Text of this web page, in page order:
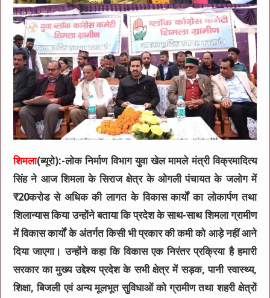
शिमला(ब्यूरो):-लोक निर्माण विभाग युवा खेल मामले मंत्री विक्रमादित्य
सिंह ने आज शिमला के सिराज क्षेत्र के ओगली पंचायत के जलोग में
₹20करोड से अधिक की लागत के विकास कार्यों का लोकार्पण तथा
शिलान्यास किया उन्होंने बताया कि प्रदेश के साथ-साथ शिमला ग्रामीण
में विकास कार्यों के अंतर्गत किसी भी प्रकार की कमी को आड़े नहीं आने
दिया जाएगा। उन्होंने कहा कि विकास एक निरंतर प्रक्रिया है हमारी
सरकार का मुख्य उद्देश्य प्रदेश के सभी क्षेत्र में सड़क, पानी स्वास्थ्य,
शिक्षा, बिजली एवं अन्य मूलभूत सुविधाओं को ग्रामीण तथा शहरी क्षेत्रों